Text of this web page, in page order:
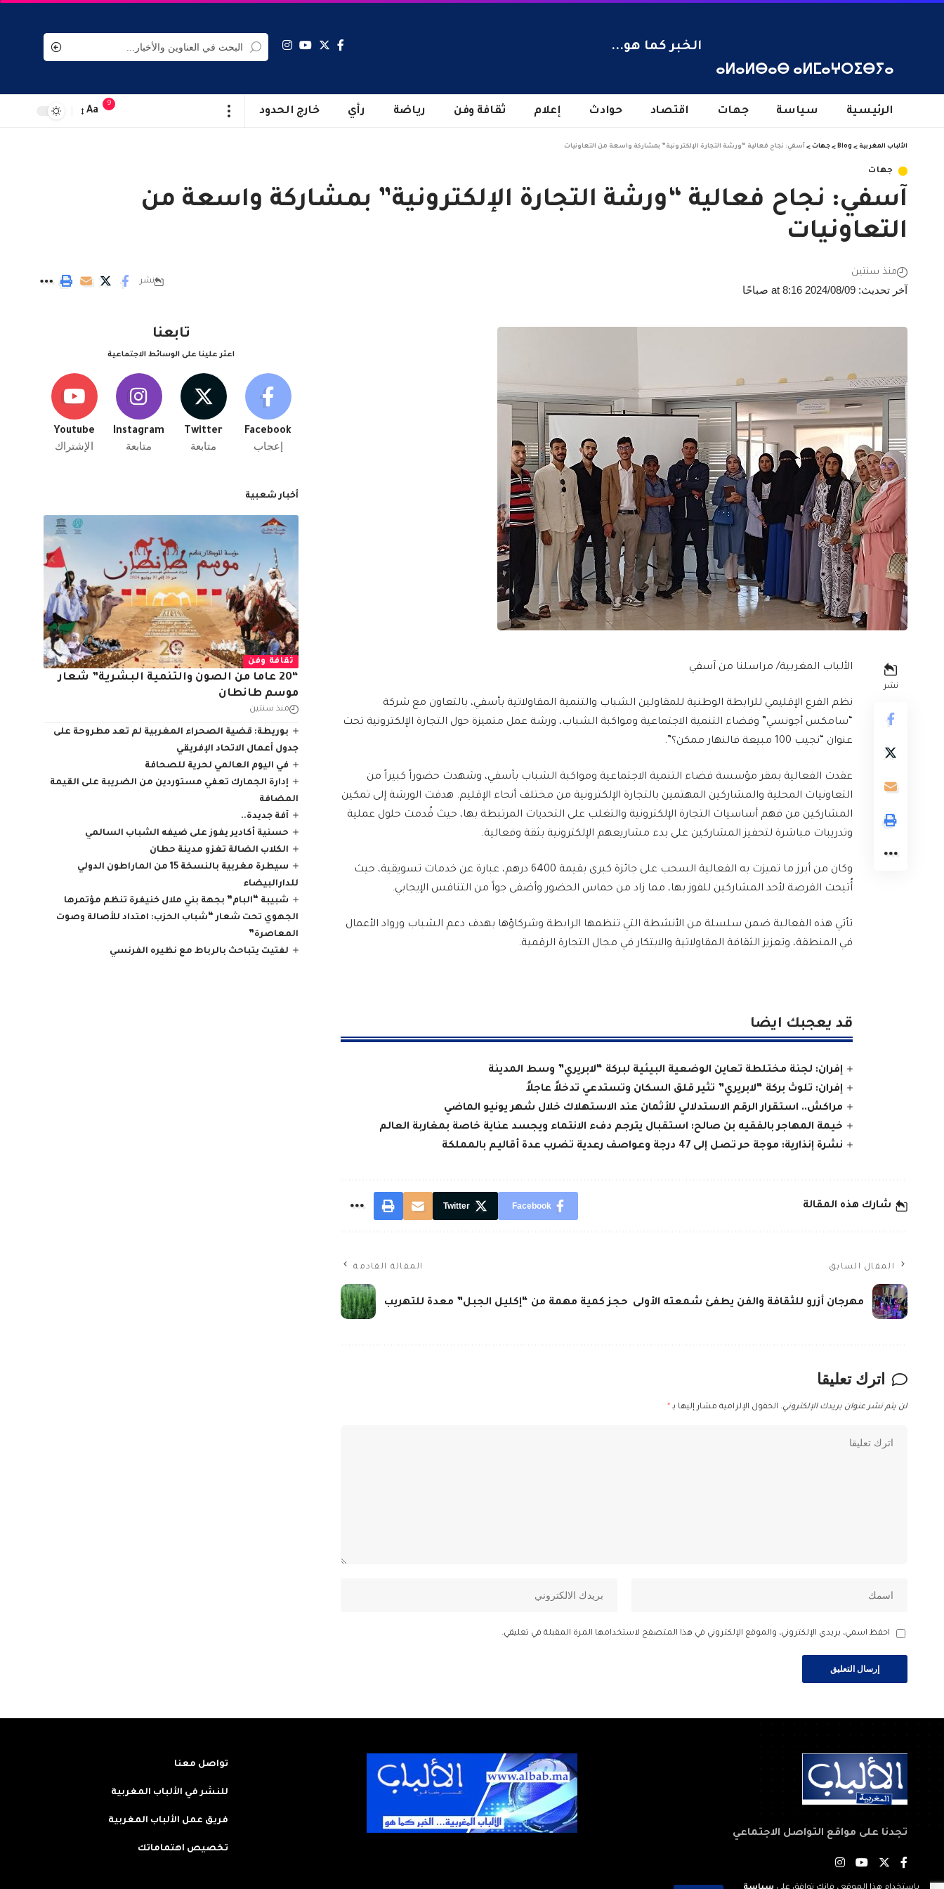
ⴰⵍⴰⵍⴱⴰⴱ ⴰⵍⵎⴰⵖⵔⵉⴱⵢⴰ
الخبر كما هو...
الرئيسية سياسة جهات اقتصاد حوادث إعلام ثقافة وفن رياضة رأي خارج الحدود
9
Aa
الألباب المغربية >
Blog
> جهات > آسفي: نجاح فعالية “ورشة التجارة الإلكترونية” بمشاركة واسعة من التعاونيات
جهات
آسفي: نجاح فعالية “ورشة التجارة الإلكترونية” بمشاركة واسعة من
التعاونيات
آخر تحديث: 2024/08/09 at 8:16 صباحًا
منذ سنتين
نشر
نشر
الألباب المغربية/ مراسلنا من آسفي
نظم الفرع الإقليمي للرابطة الوطنية للمقاولين الشباب والتنمية المقاولاتية بأسفي، بالتعاون مع شركة
“سامكس أجونسي” وفضاء التنمية الاجتماعية ومواكبة الشباب، ورشة عمل متميزة حول التجارة الإلكترونية تحت
عنوان “نجيب 100 مبيعة فالنهار ممكن؟”.
عقدت الفعالية بمقر مؤسسة فضاء التنمية الاجتماعية ومواكبة الشباب بآسفي، وشهدت حضوراً كبيراً من
التعاونيات المحلية والمشاركين المهتمين بالتجارة الإلكترونية من مختلف أنحاء الإقليم. هدفت الورشة إلى تمكين
المشاركين من فهم أساسيات التجارة الإلكترونية والتغلب على التحديات المرتبطة بها، حيث قُدمت حلول عملية
وتدريبات مباشرة لتحفيز المشاركين على بدء مشاريعهم الإلكترونية بثقة وفعالية.
وكان من أبرز ما تميزت به الفعالية السحب على جائزة كبرى بقيمة 6400 درهم، عبارة عن خدمات تسويقية، حيث
أُتيحت الفرصة لأحد المشاركين للفوز بها، مما زاد من حماس الحضور وأضفى جواً من التنافس الإيجابي.
تأتي هذه الفعالية ضمن سلسلة من الأنشطة التي تنظمها الرابطة وشركاؤها بهدف دعم الشباب ورواد الأعمال
في المنطقة، وتعزيز الثقافة المقاولاتية والابتكار في مجال التجارة الرقمية.
قد يعجبك ايضا
إفران: لجنة مختلطة تعاين الوضعية البيئية لبركة “لابريري” وسط المدينة
إفران: تلوث بركة “لابريري” تثير قلق السكان وتستدعي تدخلاً عاجلاً
مراكش.. استقرار الرقم الاستدلالي للأثمان عند الاستهلاك خلال شهر يونيو الماضي
خيمة المهاجر بالفقيه بن صالح: استقبال يترجم دفء الانتماء ويجسد عناية خاصة بمغاربة العالم
نشرة إنذارية: موجة حر تصل إلى 47 درجة وعواصف رعدية تضرب عدة أقاليم بالمملكة
شارك هذه المقالة Facebook
Twitter
المقال السابق
مهرجان أزرو للثقافة والفن يطفئ شمعته الأولى
المقالة القادمة
حجز كمية مهمة من “إكليل الجبل” معدة للتهريب
اترك تعليقا
لن يتم نشر عنوان بريدك الإلكتروني. الحقول الإلزامية مشار إليها بـ *
احفظ اسمي، بريدي الإلكتروني، والموقع الإلكتروني في هذا المتصفح لاستخدامها المرة المقبلة في تعليقي.
تابعنا
اعثر علينا على الوسائط الاجتماعية
Facebook
إعجاب
Twitter
متابعة
Instagram
متابعة
Youtube
الإشتراك
أخبار شعبية
ثقافة وفن
“20 عاما من الصون والتنمية البشرية” شعار
موسم طانطان
منذ سنتين
بوريطة: قضية الصحراء المغربية لم تعد مطروحة على
جدول أعمال الاتحاد الإفريقي
في اليوم العالمي لحرية للصحافة
إدارة الجمارك تعفي مستوردين من الضريبة على القيمة
المضافة
آفة جديدة..
حسنية أكادير يفوز على ضيفه الشباب السالمي
الكلاب الضالة تغزو مدينة حطان
سيطرة مغربية بالنسخة 15 من الماراطون الدولي
للدارالبيضاء
شبيبة “البام” بجهة بني ملال خنيفرة تنظم مؤتمرها
الجهوي تحت شعار “شباب الحزب: امتداد للأصالة وصوت
المعاصرة”
لفتيت يتباحث بالرباط مع نظيره الفرنسي
تجدنا على مواقع التواصل الاجتماعي
تواصل معنا
للنشر في الألباب المغربية
فريق عمل الألباب المغربية
تخصيص اهتماماتك